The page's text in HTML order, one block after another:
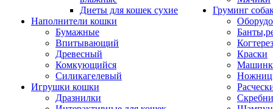
Диеты для кошек сухие
Наполнители кошки
Бумажные
Впитывающий
Древесный
Комкующийся
Силикагелевый
Игрушки кошки
Дразнилки
Груминг
Краски